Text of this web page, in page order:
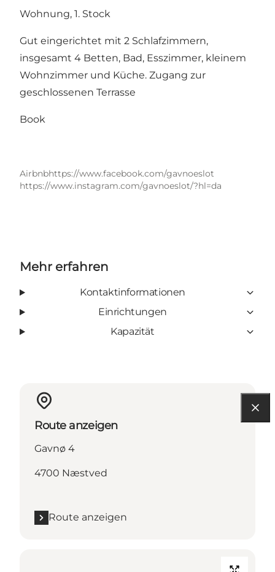
Wohnung, 1. Stock
Gut eingerichtet mit 2 Schlafzimmern,
insgesamt 4 Betten, Bad, Esszimmer, kleinem
Wohnzimmer und Küche. Zugang zur
geschlossenen Terrasse
Book
Airbnbhttps://www.facebook.com/gavnoeslot
https://www.instagram.com/gavnoeslot/?hl=da
Mehr erfahren
Kontaktinformationen
Einrichtungen
Kapazität
Route anzeigen
Gavnø 4
4700 Næstved
Route anzeigen